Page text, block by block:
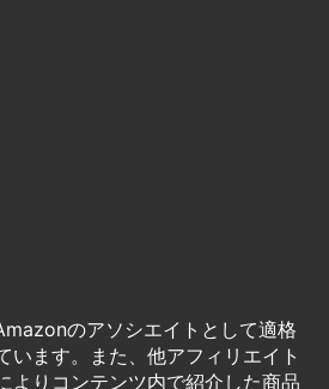
のアソシエイトとして適格
います。また、他アフィリエイト
よりコンテンツ内で紹介した商品